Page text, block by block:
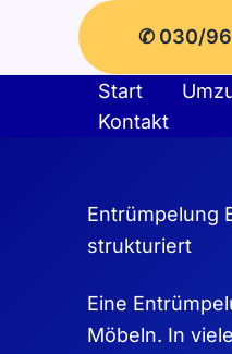
springen
✆ 030/
Start
Kontakt
Entrümpelung
strukturiert
Eine
Möbeln. In